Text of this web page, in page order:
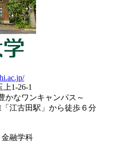
1-26-1
かなワンキャンパス～
江古田駅」から徒歩６分
融学科